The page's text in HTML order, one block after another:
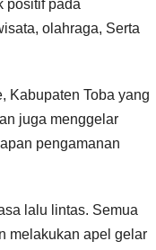
positif pada
olahraga, Serta
Kabupaten Toba yang
juga menggelar
pengamanan
lalu lintas. Semua
melakukan apel gelar